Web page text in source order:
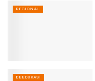
REGIONAL
DEEDUKASI